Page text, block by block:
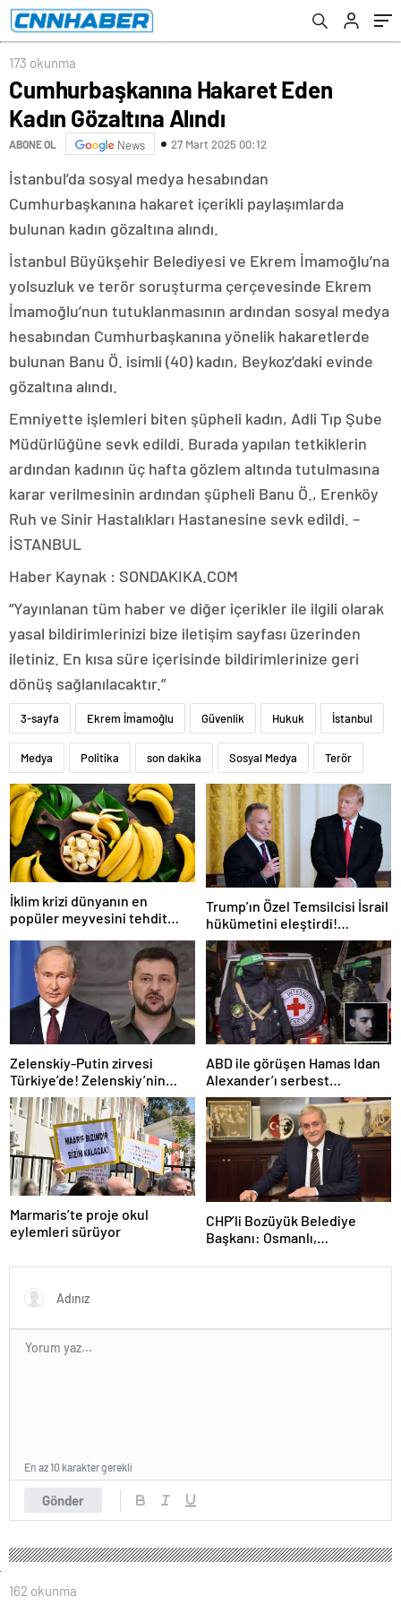
173 okunma
Cumhurbaşkanına Hakaret Eden
Kadın Gözaltına Alındı
ABONE OL News 27 Mart 2025 00:12
İstanbul’da sosyal medya hesabından
Cumhurbaşkanına hakaret içerikli paylaşımlarda
bulunan kadın gözaltına alındı.
İstanbul Büyükşehir Belediyesi ve Ekrem İmamoğlu’na
yolsuzluk ve terör soruşturma çerçevesinde Ekrem
İmamoğlu’nun tutuklanmasının ardından sosyal medya
hesabından Cumhurbaşkanına yönelik hakaretlerde
bulunan Banu Ö. isimli (40) kadın, Beykoz’daki evinde
gözaltına alındı.
Emniyette işlemleri biten şüpheli kadın, Adli Tıp Şube
Müdürlüğüne sevk edildi. Burada yapılan tetkiklerin
ardından kadının üç hafta gözlem altında tutulmasına
karar verilmesinin ardından şüpheli Banu Ö., Erenköy
Ruh ve Sinir Hastalıkları Hastanesine sevk edildi. –
İSTANBUL
Haber Kaynak : SONDAKIKA.COM
“Yayınlanan tüm haber ve diğer içerikler ile ilgili olarak
yasal bildirimlerinizi bize iletişim sayfası üzerinden
iletiniz. En kısa süre içerisinde bildirimlerinize geri
dönüş sağlanılacaktır.”
3-sayfa Ekrem İmamoğlu Güvenlik Hukuk İstanbul
Medya Politika son dakika Sosyal Medya Terör
İklim krizi dünyanın en
popüler meyvesini tehdit
karşı karşıya
Trump’ın Özel Temsilcisi İsrail
hükümetini eleştirdi!
‘Gazze’deki savaşı uzatıyorlar’
Zelenskiy-Putin zirvesi
Türkiye’de! Zelenskiy’nin
çağrısı dünya basınında
ABD ile görüşen Hamas Idan
Alexander’ı serbest
bırakacak! Türkiye’ye
teşekkür…
Marmaris’te proje okul
eylemleri sürüyor
CHP’li Bozüyük Belediye
Başkanı: Osmanlı,
sattı
Gönder
En az 10 karakter gerekli
çabalayan muhteris siyasetçilere prim
vermeyeceğiz”
162 okunma